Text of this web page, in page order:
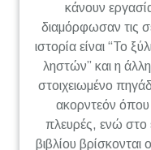
κάνουν
διαμόρφωσαν τις
ιστορία είναι “Το
ληστών” και η
στοιχειωμένο
ακορντεόν όπου
πλευρές, ενώ στο
βιβλίου βρίσκονται